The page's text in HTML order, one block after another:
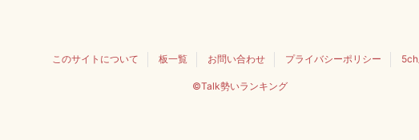
このサイトについて 板一覧 お問い合わせ プライバシーポリシー
©Talk勢いランキング